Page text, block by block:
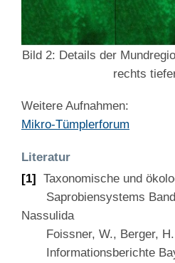
Bild 2: Details der
rechts
Weitere Aufnahmen:
Mikro-Tümplerforum
Literatur
[1] Taxonomische und
Saprobiensystems Band
Nassulida
Foissner, W., Berger, H.,
Informationsberichte